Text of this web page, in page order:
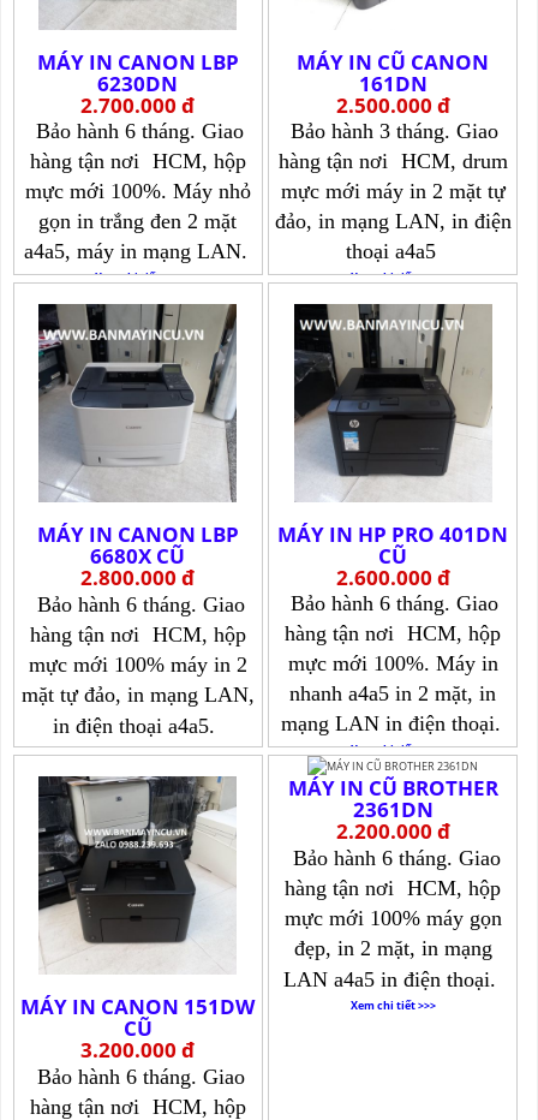
MÁY IN CANON LBP
6230DN
2.700.000 đ
Bảo hành 6 tháng. Giao
hàng tận nơi HCM, hộp
mực mới 100%. Máy nhỏ
gọn in trắng đen 2 mặt
a4a5, máy in mạng LAN.
Xem chi tiết >>>
MÁY IN CŨ CANON
161DN
2.500.000 đ
Bảo hành 3 tháng. Giao
hàng tận nơi HCM, drum
mực mới máy in 2 mặt tự
đảo, in mạng LAN, in điện
thoại a4a5
Xem chi tiết >>>
MÁY IN CANON LBP
6680X CŨ
2.800.000 đ
Bảo hành 6 tháng. Giao
hàng tận nơi HCM, hộp
mực mới 100% máy in 2
mặt tự đảo, in mạng LAN,
in điện thoại a4a5.
Xem chi tiết >>>
MÁY IN HP PRO 401DN
CŨ
2.600.000 đ
Bảo hành 6 tháng. Giao
hàng tận nơi
HCM, hộp
mực mới 100%. Máy in
nhanh a4a5 in 2 mặt, in
mạng LAN in điện thoại.
Xem chi tiết >>>
MÁY IN CANON 151DW
CŨ
3.200.000 đ
Bảo hành 6 tháng. Giao
hàng tận nơi HCM, hộp
MÁY IN CŨ BROTHER
2361DN
2.200.000 đ
Bảo hành 6 tháng. Giao
hàng tận nơi
HCM, hộp
mực mới 100% máy gọn
đẹp, in 2 mặt, in mạng
LAN a4a5 in điện thoại.
Xem chi tiết >>>